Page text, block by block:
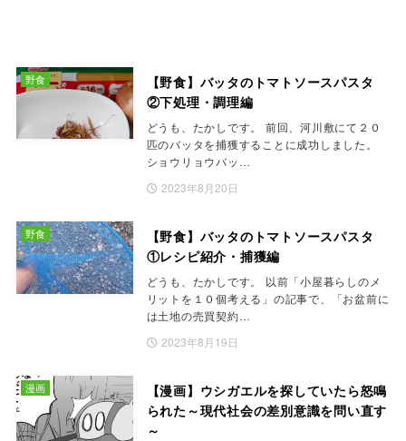
【野食】バッタのトマトソースパスタ
②下処理・調理編
どうも、たかしです。 前回、河川敷にて２０
匹のバッタを捕獲することに成功しました。
ショウリョウバッ…
2023年8月20日
野食
【野食】バッタのトマトソースパスタ
①レシピ紹介・捕獲編
どうも、たかしです。 以前「小屋暮らしのメ
リットを１０個考える」の記事で、「お盆前に
は土地の売買契約…
2023年8月19日
野食
【漫画】ウシガエルを探していたら怒鳴
られた～現代社会の差別意識を問い直す
～
漫画